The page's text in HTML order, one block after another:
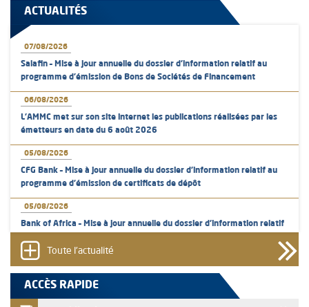
ACTUALITÉS
07/08/2026
Salafin – Mise à jour annuelle du dossier d’information relatif au
programme d'émission de Bons de Sociétés de Financement
06/08/2026
L’AMMC met sur son site internet les publications réalisées par les
émetteurs en date du 6 août 2026
05/08/2026
CFG Bank – Mise à jour annuelle du dossier d’information relatif au
programme d'émission de certificats de dépôt
05/08/2026
Bank of Africa – Mise à jour annuelle du dossier d’information relatif
05/08/2026
L’AMMC met sur son site internet les publications réalisées par les
émetteurs en date du 5 août 2026
Toute l'actualité
ACCÈS RAPIDE